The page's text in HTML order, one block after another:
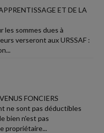
ET DE LA
les sommes dues à
verseront aux URSSAF :
FONCIERS
ne sont pas déductibles
bien n'est pas
propriétaire...